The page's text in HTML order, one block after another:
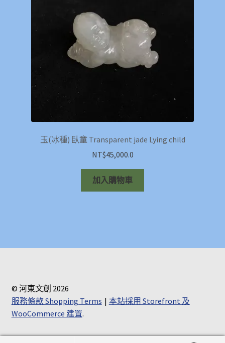
玉(冰種) 臥童 Transparent jade Lying child
NT$45,000.0
加入購物車
© 河東文創 2026
服務條款 Shopping Terms
本站採用 Storefront 及
WooCommerce 建置.